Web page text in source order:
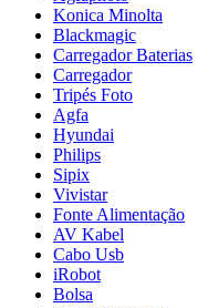
Konica Minolta
Blackmagic
Carregador Baterias
Carregador
Tripés Foto
Agfa
Hyundai
Philips
Sipix
Vivistar
Fonte Alimentação
AV Kabel
Cabo Usb
iRobot
Bolsa